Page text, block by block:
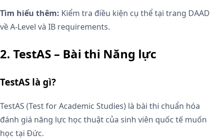
Tìm hiểu thêm: Kiểm tra điều kiện cụ thể tại trang DAAD
về A-Level và IB requirements.
2. TestAS – Bài thi Năng lực
TestAS là gì?
TestAS (Test for Academic Studies) là bài thi chuẩn hóa
đánh giá năng lực học thuật của sinh viên quốc tế muốn
học tại Đức.